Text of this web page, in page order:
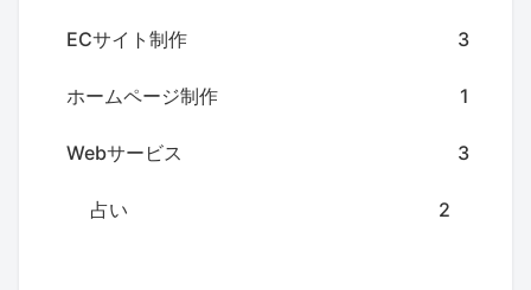
ECサイト制作 3
ホームページ制作 1
Webサービス 3
占い 2